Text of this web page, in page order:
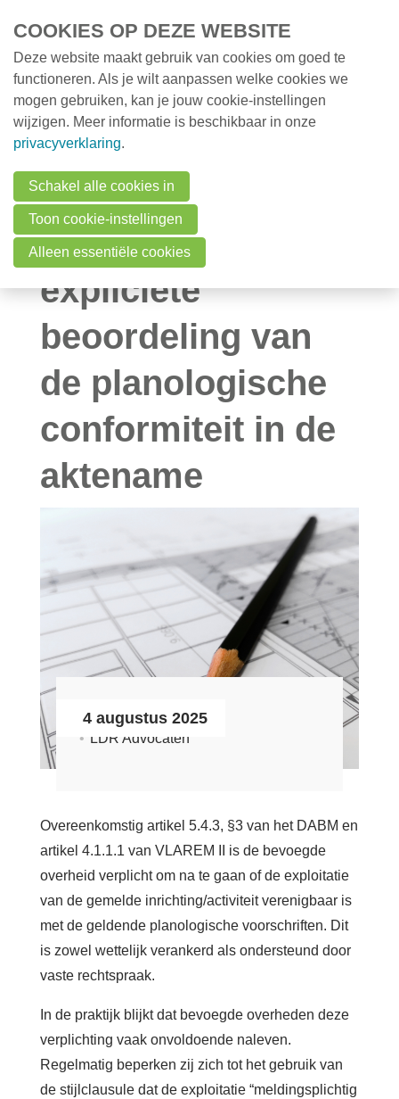
MENU
Klasse 3
meldingen
vereisen een
expliciete
beoordeling van
de planologische
conformiteit in de
aktename
4 augustus 2025
LDR Advocaten
Overeenkomstig artikel 5.4.3, §3 van het DABM en
artikel 4.1.1.1 van VLAREM II is de bevoegde
overheid verplicht om na te gaan of de exploitatie
van de gemelde inrichting/activiteit verenigbaar is
met de geldende planologische voorschriften. Dit
is zowel wettelijk verankerd als ondersteund door
vaste rechtspraak.
In de praktijk blijkt dat bevoegde overheden deze
verplichting vaak onvoldoende naleven.
Regelmatig beperken zij zich tot het gebruik van
de stijlclausule dat de exploitatie “meldingsplichtig
Milieunieuws
Milieunieuws
Over VMx
Zoek een professional
FAQ
Vacatures
Contact
Zoeken
Login
Nederlands
COOKIES OP DEZE WEBSITE
Deze website maakt gebruik van cookies om goed te
functioneren. Als je wilt aanpassen welke cookies we
mogen gebruiken, kan je jouw cookie-instellingen
wijzigen. Meer informatie is beschikbaar in onze
privacyverklaring.
Schakel alle cookies in
Toon cookie-instellingen
Alleen essentiële cookies